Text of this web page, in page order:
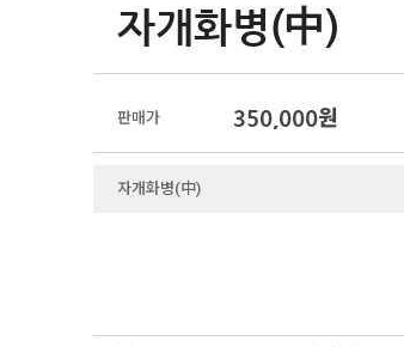
자개화병(中)
판매가 350,000원
자개화병(中)